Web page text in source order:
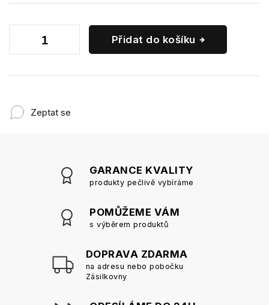
Přidat do košíku
Zeptat se
GARANCE KVALITY
produkty pečlivě vybíráme
POMŮŽEME VÁM
s výběrem produktů
DOPRAVA ZDARMA
na adresu nebo pobočku
Zásilkovny